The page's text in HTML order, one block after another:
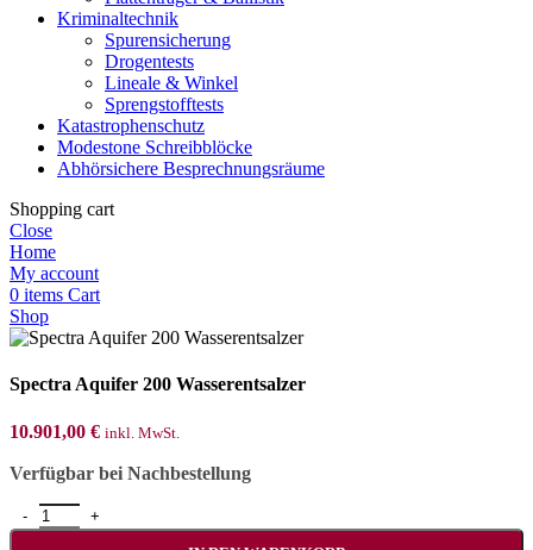
Kriminaltechnik
Spurensicherung
Drogentests
Lineale & Winkel
Sprengstofftests
Katastrophenschutz
Modestone Schreibblöcke
Abhörsichere Besprechnungsräume
Shopping cart
Close
Home
My account
0 items Cart
Shop
Spectra Aquifer 200 Wasserentsalzer
10.901,00 € inkl. MwSt.
Verfügbar bei Nachbestellung
Spectra Aquifer 200 Wasserentsalzer Menge